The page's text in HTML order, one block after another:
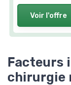
Voir l'offre
Facteurs
chirurgie